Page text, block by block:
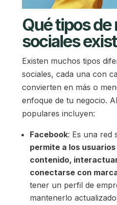
Qué tipos de
sociales
Existen muchos tipos
sociales, cada una con
convierten en más o
enfoque de tu negocio.
populares incluyen:
Facebook: Es una red
permite a los
contenido,
conectarse con
tener un perfil de
mantenerlo